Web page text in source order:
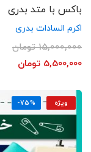
باکس با متد بدری
اکرم السادات بدری
15,000,000 تومان
5,500,000 تومان
ویژه -75%